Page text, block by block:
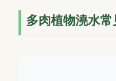
多肉植物澆水常